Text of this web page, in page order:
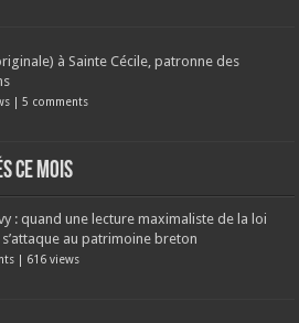
à Sainte Cécile, patronne des
|5 comments
ce mois
: quand une lecture maximaliste de la loi
au patrimoine breton
| 616 views